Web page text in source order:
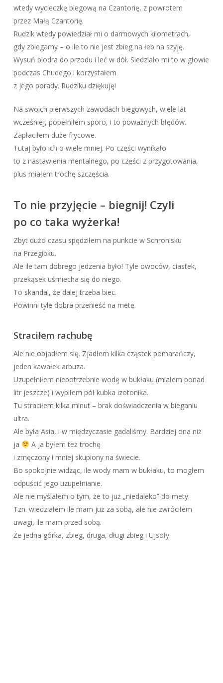
wtedy wycieczkę biegową na Czantorię, z powrotem
przez Małą Czantorię.
Rudzik wtedy powiedział mi o darmowych kilometrach,
gdy zbiegamy – o ile to nie jest zbieg na łeb na szyję.
Wysuń biodra do przodu i leć w dół. Siedziało mi to w głowie
podczas Chudego i korzystałem
z jego porady. Rudziku dziękuję!
Na swoich pierwszych zawodach biegowych, wiele lat
wcześniej, popełniłem sporo, i to poważnych błędów.
Zapłaciłem duże frycowe.
Tutaj było ich o wiele mniej. Po części wynikało
to z nastawienia mentalnego, po części z przygotowania,
plus miałem trochę szczęścia.
To nie przyjęcie – biegnij! Czyli
po co taka wyżerka!
Zbyt dużo czasu spędziłem na punkcie w Schronisku
na Przegibku.
Ale ile tam dobrego jedzenia było! Tyle owoców, ciastek,
przekąsek uśmiecha się do niego.
To skandal, że dalej trzeba biec.
Powinni tyle dobra przenieść na metę.
Straciłem rachubę
Ale nie objadłem się. Zjadłem kilka cząstek pomarańczy,
jeden kawałek arbuza.
Uzupełniłem niepotrzebnie wodę w bukłaku (miałem ponad
litr jeszcze) i wypiłem pół kubka izotonika.
Tu straciłem kilka minut – brak doświadczenia w bieganiu
ultra.
Ale była Asia, i w międzyczasie gadaliśmy. Bardziej ona niż
ja
A ja byłem też trochę
i zmęczony i mniej skupiony na świecie.
Bo spokojnie widząc, ile wody mam w bukłaku, to mogłem
odpuścić jego uzupełnianie.
Ale nie myślałem o tym, że to już „niedaleko” do mety.
Tzn. wiedziałem ile mam już za sobą, ale nie zwróciłem
uwagi, ile mam przed sobą.
Że jedna górka, zbieg, druga, długi zbieg i Ujsoły.